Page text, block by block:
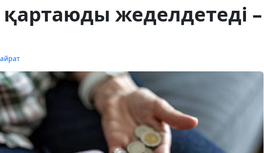
қартаюды жеделдетеді –